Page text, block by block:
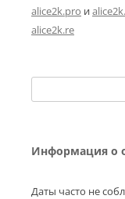
alice2k.pro и
alice2k.re
Информация о
Даты часто не